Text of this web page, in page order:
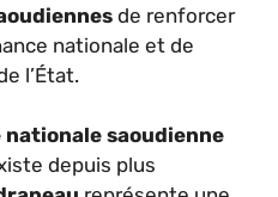
de renforcer
nationale et de
l’État.
nationale saoudienne
depuis plus